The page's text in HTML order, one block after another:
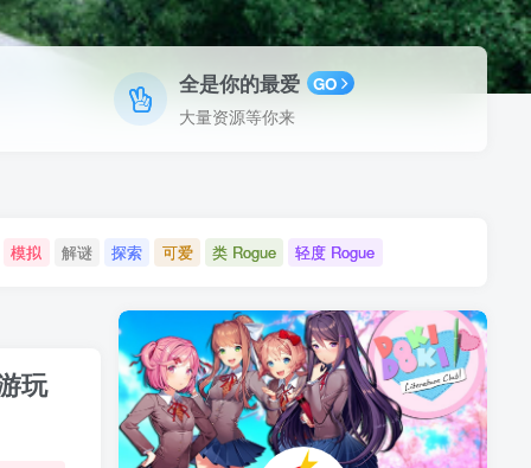
全是你的最爱 GO
大量资源等你来
模拟 解谜 探索 可爱 类 Rogue 轻度 Rogue
玩